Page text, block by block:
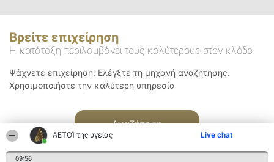
ΑΕΤΟΊ της υγείας Live chat
09:56
Βρείτε επιχείρηση
Η κατάταξη περιλαμβάνει τους καλύτερους στον κλάδο
Ψάχνετε επιχείρηση; Ελέγξτε τη μηχανή αναζήτησης.
Χρησιμοποιήστε την καλύτερη υπηρεσία
Αναζήτηση